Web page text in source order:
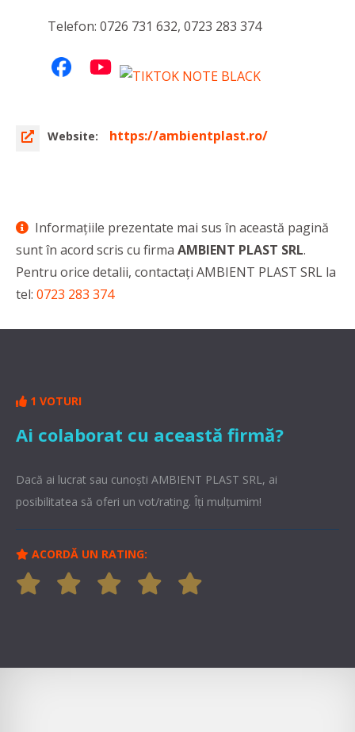
Telefon: 0726 731 632, 0723 283 374
Website: https://ambientplast.ro/
Informaţiile prezentate mai sus în această pagină
sunt în acord scris cu firma AMBIENT PLAST SRL.
Pentru orice detalii, contactaţi AMBIENT PLAST SRL la
tel: 0723 283 374
1 VOTURI
Ai colaborat cu această firmă?
Dacă ai lucrat sau cunoşti AMBIENT PLAST SRL, ai
posibilitatea să oferi un vot/rating. Îți mulțumim!
ACORDĂ UN RATING: